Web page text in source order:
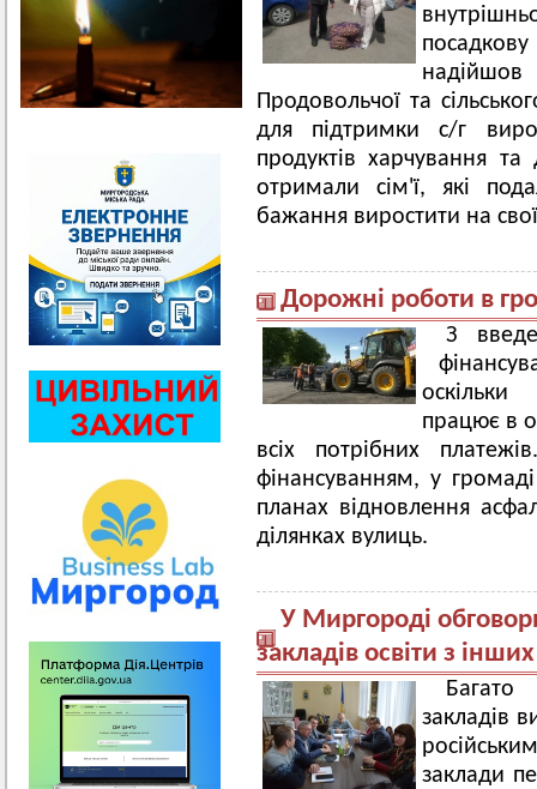
Продовольчої та
для підтримки с/г
продуктів харчування
отримали сім'ї, які
бажання виростити на
Дорожні роботи в
З
працює в
всіх потрібних
фінансуванням, у
планах відновлення
ділянках вулиць.
У Миргороді
закладів освіти з
Багато
закладів
заклади